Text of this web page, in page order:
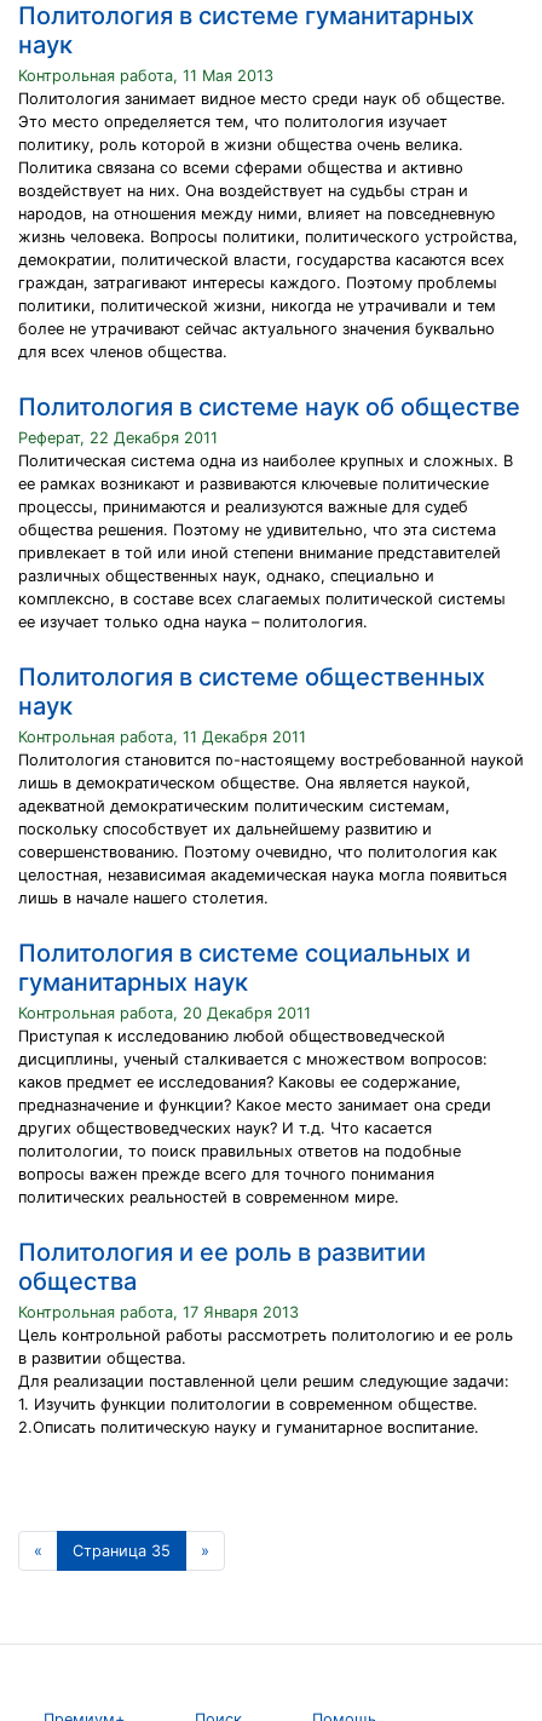
Политология в системе гуманитарных
наук
Контрольная работа, 11 Мая 2013
Политология занимает видное место среди наук об обществе.
Это место определяется тем, что политология изучает
политику, роль которой в жизни общества очень велика.
Политика связана со всеми сферами общества и активно
воздействует на них. Она воздействует на судьбы стран и
народов, на отношения между ними, влияет на повседневную
жизнь человека. Вопросы политики, политического устройства,
демократии, политической власти, государства касаются всех
граждан, затрагивают интересы каждого. Поэтому проблемы
политики, политической жизни, никогда не утрачивали и тем
более не утрачивают сейчас актуального значения буквально
для всех членов общества.
Политология в системе наук об обществе
Реферат, 22 Декабря 2011
Политическая система одна из наиболее крупных и сложных. В
ее рамках возникают и развиваются ключевые политические
процессы, принимаются и реализуются важные для судеб
общества решения. Поэтому не удивительно, что эта система
привлекает в той или иной степени внимание представителей
различных общественных наук, однако, специально и
комплексно, в составе всех слагаемых политической системы
ее изучает только одна наука – политология.
Политология в системе общественных
наук
Контрольная работа, 11 Декабря 2011
Политология становится по-настоящему востребованной наукой
лишь в демократическом обществе. Она является наукой,
адекватной демократическим политическим системам,
поскольку способствует их дальнейшему развитию и
совершенствованию. Поэтому очевидно, что политология как
целостная, независимая академическая наука могла появиться
лишь в начале нашего столетия.
Политология в системе социальных и
гуманитарных наук
Контрольная работа, 20 Декабря 2011
Приступая к исследованию любой обществоведческой
дисциплины, ученый сталкивается с множеством вопросов:
каков предмет ее исследования? Каковы ее содержание,
предназначение и функции? Какое место занимает она среди
других обществоведческих наук? И т.д. Что касается
политологии, то поиск правильных ответов на подобные
вопросы важен прежде всего для точного понимания
политических реальностей в современном мире.
Политология и ее роль в развитии
общества
Контрольная работа, 17 Января 2013
Цель контрольной работы рассмотреть политологию и ее роль
в развитии общества.
Для реализации поставленной цели решим следующие задачи:
1. Изучить функции политологии в современном обществе.
2.Описать политическую науку и гуманитарное воспитание.
« Страница 35 »